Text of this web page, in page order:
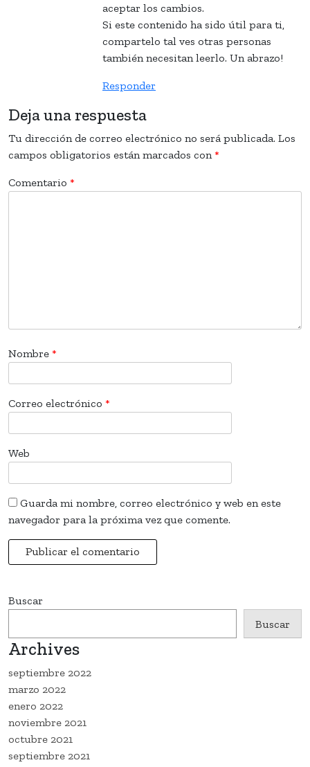
aceptar los cambios.
Si este contenido ha sido útil para ti,
compartelo tal ves otras personas
también necesitan leerlo. Un abrazo!
Responder
Deja una respuesta
Tu dirección de correo electrónico no será publicada. Los
campos obligatorios están marcados con *
Comentario *
Nombre *
Correo electrónico *
Web
Guarda mi nombre, correo electrónico y web en este
navegador para la próxima vez que comente.
Buscar
Buscar
Archives
septiembre 2022
marzo 2022
enero 2022
noviembre 2021
octubre 2021
septiembre 2021